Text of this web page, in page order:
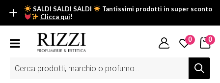
SALDI SALDI SALDI
Tantissimi prodotti in super sconto
Clicca qui!
SALDI SALDI SALDI
Fino al -50% su tantissimi prodotti beauty nella sezione saldi: il
Scopri tutti i prodotti in super saldo!Clicca qui
prodotti
0 0